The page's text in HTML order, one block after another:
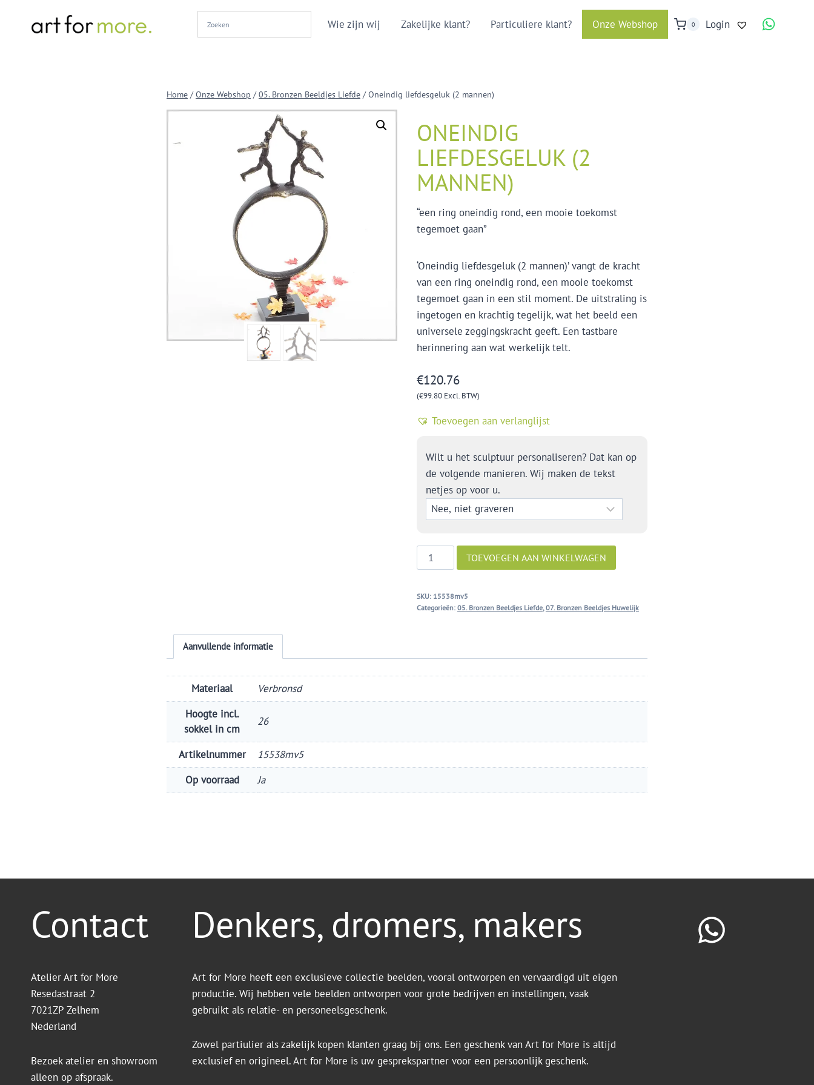
Wie zijn wij Zakelijke klant? Particuliere klant? Onze Webshop 0 Login
Home / Onze Webshop / 05. Bronzen Beeldjes Liefde / Oneindig liefdesgeluk (2 mannen)
ONEINDIG
LIEFDESGELUK (2
MANNEN)
“een ring oneindig rond, een mooie toekomst
tegemoet gaan”
‘Oneindig liefdesgeluk (2 mannen)’ vangt de kracht
van een ring oneindig rond, een mooie toekomst
tegemoet gaan in een stil moment. De uitstraling is
ingetogen en krachtig tegelijk, wat het beeld een
universele zeggingskracht geeft. Een tastbare
herinnering aan wat werkelijk telt.
€120.76
(€99.80Excl. BTW)
Toevoegen aan verlanglijst
Wilt u het sculptuur personaliseren? Dat kan op
de volgende manieren. Wij maken de tekst
netjes op voor u.
Oneindig
liefdesgeluk
mannen)
TOEVOEGEN AAN WINKELWAGEN
SKU: 15538mv5
Categorieën: 05. Bronzen Beeldjes Liefde, 07. Bronzen Beeldjes Huwelijk
Aanvullende informatie
Materiaal
Verbronsd
Hoogte incl.
sokkel in cm
26
Artikelnummer
15538mv5
Op voorraad
Ja
Contact
Atelier Art for More
Resedastraat 2
7021ZP Zelhem
Nederland
Bezoek atelier en showroom
alleen op afspraak.
Denkers, dromers, makers
Art for More heeft een exclusieve collectie beelden, vooral ontworpen en vervaardigd uit eigen
productie. Wij hebben vele beelden ontworpen voor grote bedrijven en instellingen, vaak
gebruikt als relatie- en personeelsgeschenk.
Zowel partiulier als zakelijk kopen klanten graag bij ons. Een geschenk van Art for More is altijd
exclusief en origineel. Art for More is uw gesprekspartner voor een persoonlijk geschenk.